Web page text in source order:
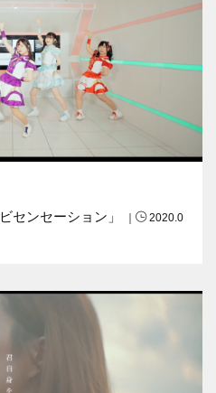
センセーション」
2020.0